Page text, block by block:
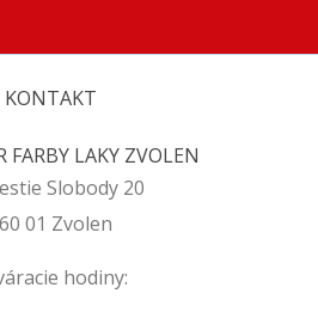
KONTAKT
FARBY LAKY ZVOLEN
Slobody 20
01 Zvolen
hodiny: